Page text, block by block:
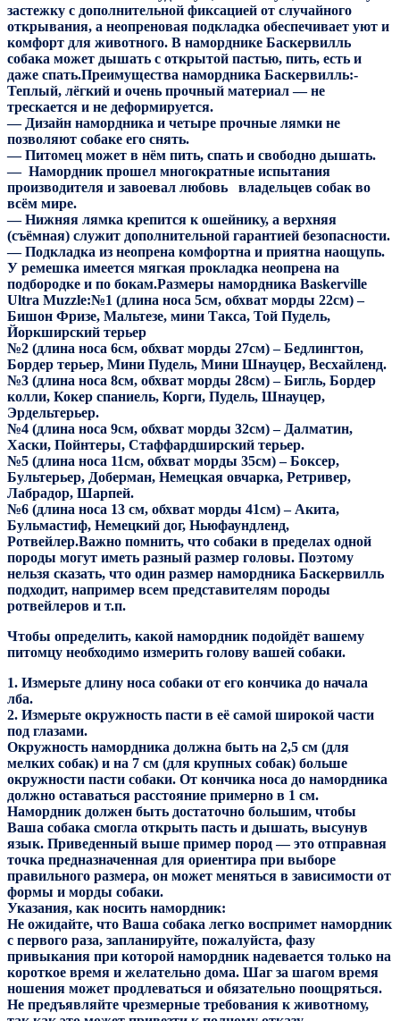
застежку с дополнительной фиксацией от случайного
открывания, а неопреновая подкладка обеспечивает уют и
комфорт для животного. В наморднике Баскервилль
собака может дышать с открытой пастью, пить, есть и
даже спать.Преимущества намордника Баскервилль:-
Теплый, лёгкий и очень прочный материал — не
трескается и не деформируется.
— Дизайн намордника и четыре прочные лямки не
позволяют собаке его снять.
— Питомец может в нём пить, спать и свободно дышать.
— Намордник прошел многократные испытания
производителя и завоевал любовь владельцев собак во
всём мире.
— Нижняя лямка крепится к ошейнику, а верхняя
(съёмная) служит дополнительной гарантией безопасности.
— Подкладка из неопрена комфортна и приятна наощупь.
У ремешка имеется мягкая прокладка неопрена на
подбородке и по бокам.Размеры намордника Baskerville
Ultra Muzzle:№1 (длина носа 5см, обхват морды 22см) –
Бишон Фризе, Мальтезе, мини Такса, Той Пудель,
Йоркширский терьер
№2 (длина носа 6см, обхват морды 27см) – Бедлингтон,
Бордер терьер, Мини Пудель, Мини Шнауцер, Весхайленд.
№3 (длина носа 8см, обхват морды 28см) – Бигль, Бордер
колли, Кокер спаниель, Корги, Пудель, Шнауцер,
Эрдельтерьер.
№4 (длина носа 9см, обхват морды 32см) – Далматин,
Хаски, Пойнтеры, Стаффардширский терьер.
№5 (длина носа 11см, обхват морды 35см) – Боксер,
Бультерьер, Доберман, Немецкая овчарка, Ретривер,
Лабрадор, Шарпей.
№6 (длина носа 13 см, обхват морды 41см) – Акита,
Бульмастиф, Немецкий дог, Ньюфаундленд,
Ротвейлер.Важно помнить, что собаки в пределах одной
породы могут иметь разный размер головы. Поэтому
нельзя сказать, что один размер намордника Баскервилль
подходит, например всем представителям породы
ротвейлеров и т.п.
Чтобы определить, какой намордник подойдёт вашему
питомцу необходимо измерить голову вашей собаки.
1. Измерьте длину носа собаки от его кончика до начала
лба.
2. Измерьте окружность пасти в её самой широкой части
под глазами.
Окружность намордника должна быть на 2,5 см (для
мелких собак) и на 7 см (для крупных собак) больше
окружности пасти собаки. От кончика носа до намордника
должно оставаться расстояние примерно в 1 см.
Намордник должен быть достаточно большим, чтобы
Ваша собака смогла открыть пасть и дышать, высунув
язык. Приведенный выше пример пород — это отправная
точка предназначенная для ориентира при выборе
правильного размера, он может меняться в зависимости от
формы и морды собаки.
Указания, как носить намордник:
Не ожидайте, что Ваша собака легко воспримет намордник
с первого раза, запланируйте, пожалуйста, фазу
привыкания при которой намордник надевается только на
короткое время и желательно дома. Шаг за шагом время
ношения может продлеваться и обязательно поощряться.
Не предъявляйте чрезмерные требования к животному,